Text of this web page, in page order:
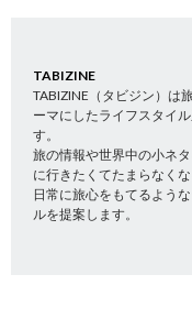
TABIZINE
TABIZINE（タビジン）は
ーマにしたライフスタイ
す。
旅の情報や世界中の小ネ
に行きたくてたまらなくな
日常に旅心をもてるよう
ルを提案します。